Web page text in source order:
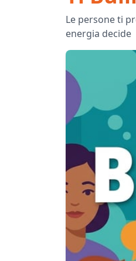
Le persone ti
energia decide